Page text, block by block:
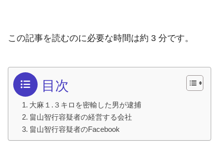
この記事を読むのに必要な時間は約 3 分です。
目次
大麻１.３キロを密輸した男が逮捕
畠山智行容疑者の経営する会社
畠山智行容疑者のFacebook